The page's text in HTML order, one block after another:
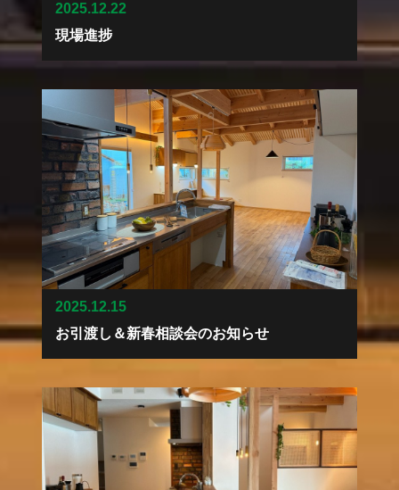
2025.12.22
現場進捗
2025.12.15
お引渡し＆新春相談会のお知らせ